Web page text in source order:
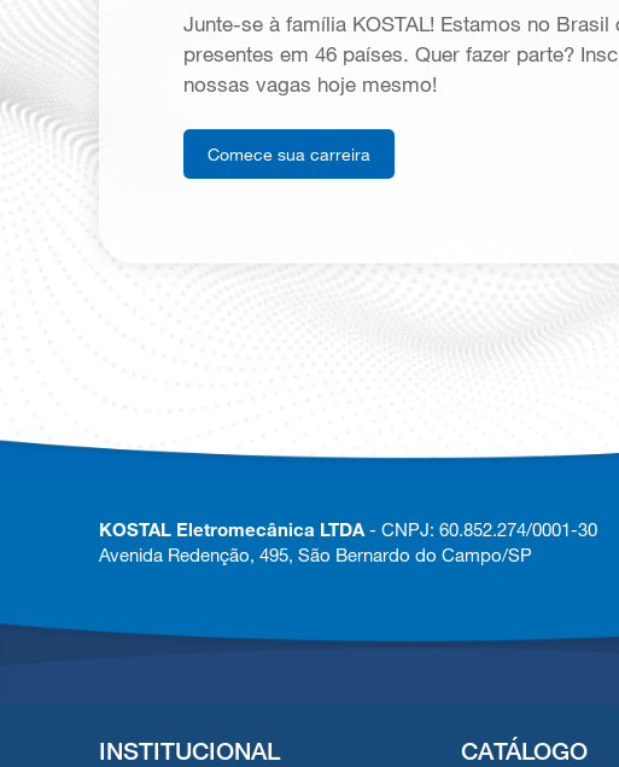
Junte-se à família KOSTAL! Estamos no Brasil
presentes em 46 países. Quer fazer parte?
nossas vagas hoje mesmo!
Comece sua carreira
KOSTAL Eletromecânica LTDA- CNPJ: 60.852.274/0001-30
Avenida Redenção, 495, São Bernardo do Campo/SP
INSTITUCIONAL CATÁLOGO